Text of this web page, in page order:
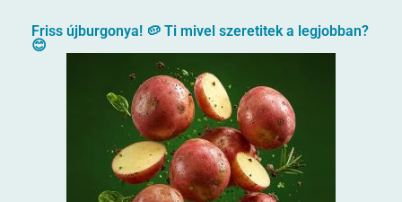
Friss újburgonya! 🥔 Ti mivel szeretitek a legjobban?
😊